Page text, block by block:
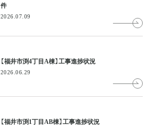
件
2026.07.09
【福井市渕4丁目A棟】工事進捗状況
2026.06.29
【福井市渕1丁目AB棟】工事進捗状況